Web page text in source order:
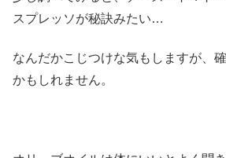
スプレッソが秘訣みたい…
なんだかこじつけな気もしますが、
かもしれません。